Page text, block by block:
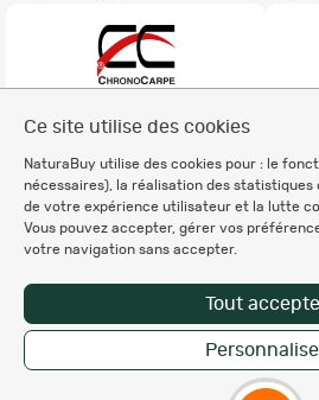
Ce site utilise des cookies
NaturaBuy utilise des cookies pour : le
nécessaires), la réalisation des
de votre expérience utilisateur et la lutte
Vous pouvez accepter, gérer vos
votre navigation sans accepter.
Tout
Charte éthique
Mentions légales
Règlement & Conditions d'utilisation
Politique de protection
des données personnelles
Personnalisation des cookies
Copyright © 2007-2026 NaturaBuy. Tous droits
Les marques commerciales mentionnées